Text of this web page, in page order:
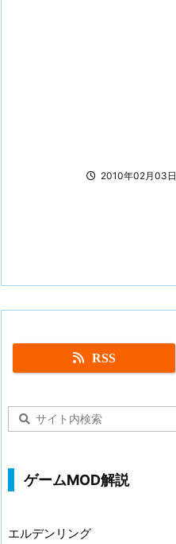
2010年02月03日
RSS
ゲームMOD解説
エルデンリング